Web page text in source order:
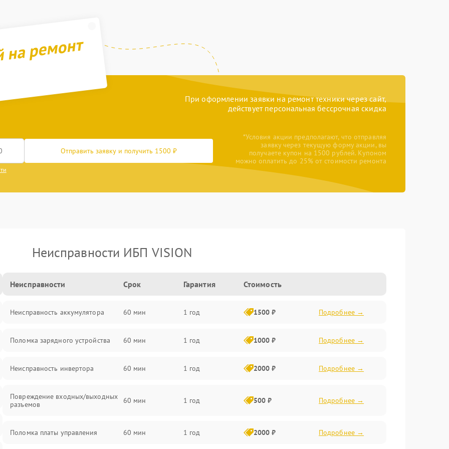
ремонт
При оформлении заявки на ремонт техники через сайт,
действует персональная бессрочная скидка
Отправить заявку и получить 1500 ₽
*Условия акции предполагают, что отправляя
заявку через текущую форму акции, вы
получаете купон на 1500 рублей. Купоном
можно оплатить до 25% от стоимости ремонта
Неисправности ИБП VISION
Неисправности Срок Гарантия Стоимость
Неисправность аккумулятора 60 мин 1 год 1500 ₽ Подробнее →
Поломка зарядного устройства 60 мин 1 год 1000 ₽ Подробнее →
Неисправность инвертора 60 мин 1 год 2000 ₽ Подробнее →
Повреждение входных/выходных
разъемов
60 мин 1 год 500 ₽ Подробнее →
Поломка платы управления 60 мин 1 год 2000 ₽ Подробнее →